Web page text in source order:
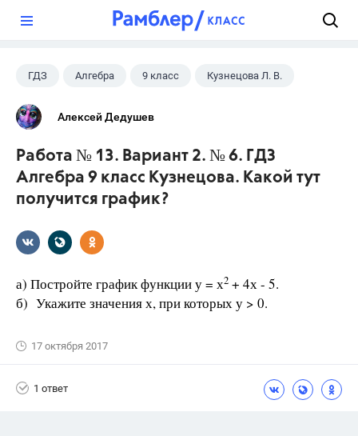
ГДЗ Алгебра 9 класс Кузнецова Л. В.
Алексей Дедушев
Работа № 13. Вариант 2. № 6. ГДЗ
Алгебра 9 класс Кузнецова. Какой тут
получится график?
а) Постройте график функции у = х2 + 4х - 5.
б) Укажите значения х, при которых у > 0.
17 октября 2017
1 ответ